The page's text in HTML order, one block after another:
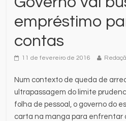
empréstimo
contas
11 de fevereiro de 2016
Num contexto de queda de
ultrapassagem do limite
folha de pessoal, o governo do
carta na manga para enfrentar